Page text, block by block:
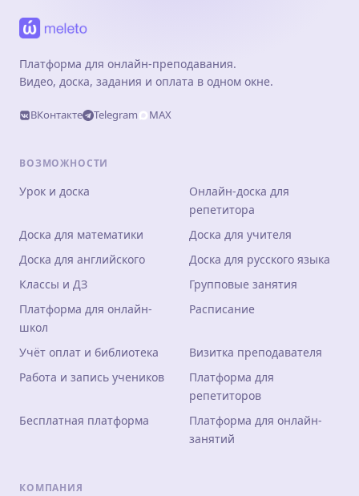
Платформа для онлайн-преподавания.
Видео, доска, задания и оплата в одном окне.
ВКонтакте Telegram MAX
ВОЗМОЖНОСТИ
Урок и доска
Онлайн-доска для
репетитора
Доска для математики
Доска для учителя
Доска для английского
Доска для русского языка
Классы и ДЗ
Групповые занятия
Платформа для онлайн-
школ
Расписание
Учёт оплат и библиотека
Визитка преподавателя
Работа и запись учеников
Платформа для
репетиторов
Бесплатная платформа
Платформа для онлайн-
занятий
КОМПАНИЯ